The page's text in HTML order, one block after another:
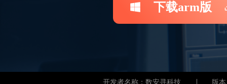
下载arm版
开发者名称：数安寻科技 版